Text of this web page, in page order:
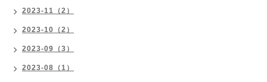
2023-11（2）
2023-10（2）
2023-09（3）
2023-08（1）